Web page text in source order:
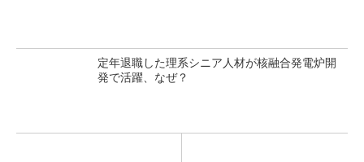
定年退職した理系シニア人材が核融合発電炉開
発で活躍、なぜ？